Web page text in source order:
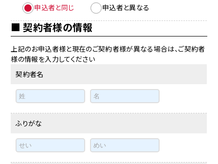
申込者と同じ 申込者と異なる
契約者様の情報
上記のお申込者様と現在のご契約者様が異なる場合は、ご契約者
様の情報を入力してください
契約者名
ふりがな